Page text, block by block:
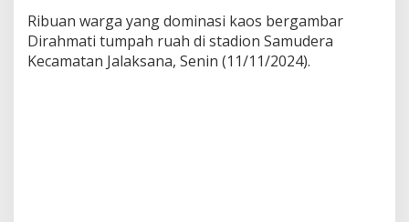
Ribuan warga yang dominasi kaos bergambar
Dirahmati tumpah ruah di stadion Samudera
Kecamatan Jalaksana, Senin (11/11/2024).